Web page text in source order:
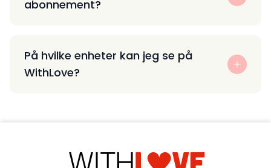
abonnement?
På hvilke enheter kan jeg se på
WithLove?